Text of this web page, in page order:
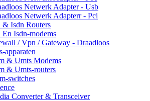
Netwerk Adapter - Usb
Netwerk Adapterr - Pci
& Isdn Routers
En Isdn-modems
/ Vpn / Gateway - Draadloos
apparaten
& Umts Modems
& Umts-routers
switches
Converter & Transceiver